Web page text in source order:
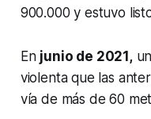
900.000 y estuvo
En junio de 2021,
violenta que las
vía de más de 60